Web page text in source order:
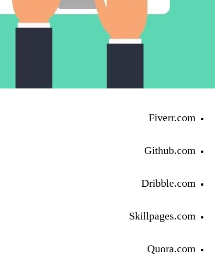
Fiverr.com
Github.com
Dribble.com
Skillpages.com
Quora.com